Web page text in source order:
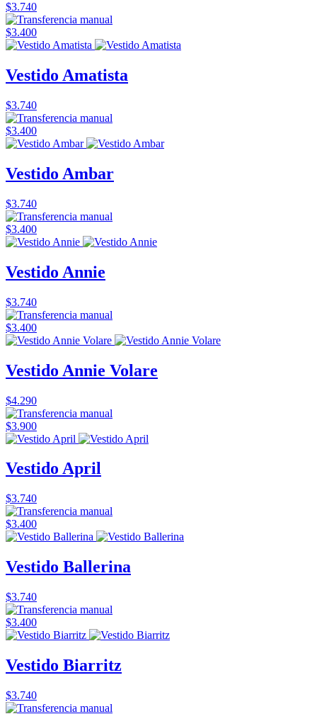
$3.740
$3.400
Vestido Amatista
$3.740
$3.400
Vestido Ambar
$3.740
$3.400
Vestido Annie
$3.740
$3.400
Vestido Annie Volare
$4.290
$3.900
Vestido April
$3.740
$3.400
Vestido Ballerina
$3.740
$3.400
Vestido Biarritz
$3.740